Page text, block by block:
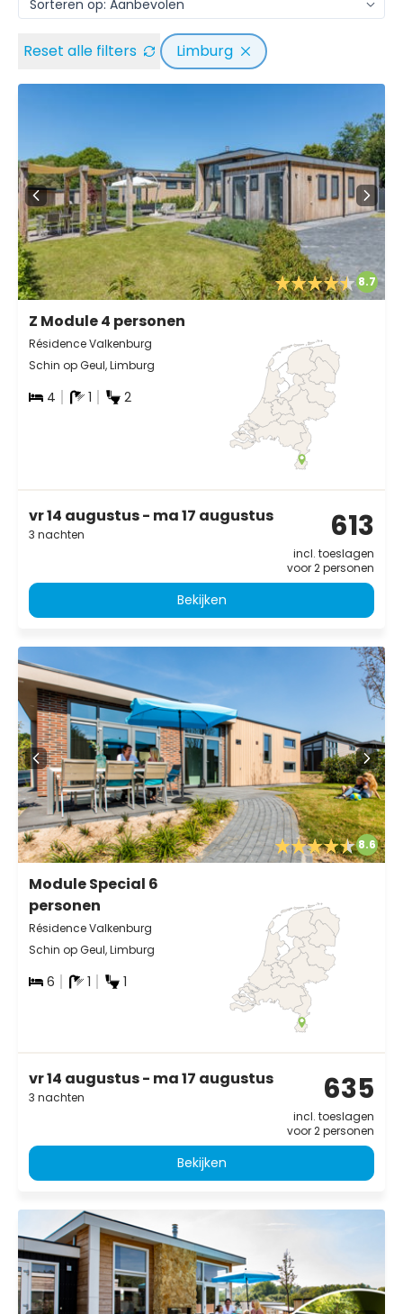
Reset alle filters Limburg
8.7
Z Module 4 personen
Résidence Valkenburg
Schin op Geul, Limburg
4 1 2
vr 14 augustus - ma 17 augustus
3 nachten 613
incl. toeslagen
voor 2 personen
Bekijken
8.6
Module Special 6
personen
Résidence Valkenburg
Schin op Geul, Limburg
6 1 1
vr 14 augustus - ma 17 augustus
3 nachten 635
incl. toeslagen
voor 2 personen
Bekijken